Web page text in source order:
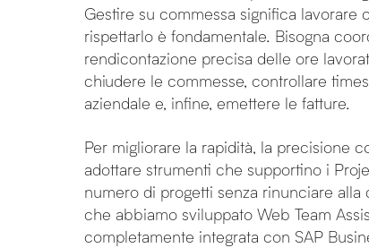
Gestire su commessa significa
rispettarlo è fondamentale. Bisogna
rendicontazione precisa delle ore
chiudere le commesse, controllare
aziendale e, infine, emettere le fatture.
Per migliorare la rapidità, la precisione
adottare strumenti che supportino i
numero di progetti senza rinunciare
che abbiamo sviluppato Web Team
completamente integrata con SAP